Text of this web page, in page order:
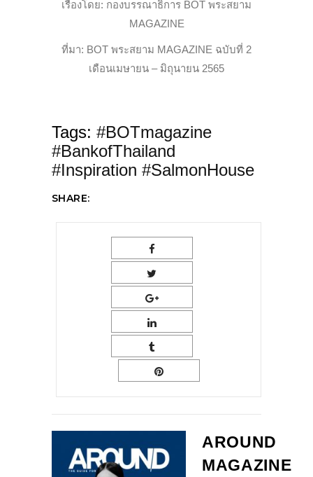
เรื่องโดย: กองบรรณาธิการ BOT พระสยาม
MAGAZINE
ที่มา: BOT พระสยาม MAGAZINE ฉบับที่ 2
เดือนเมษายน – มิถุนายน 2565
Tags: #BOTmagazine
#BankofThailand
#Inspiration #SalmonHouse
SHARE:
AROUND
MAGAZINE